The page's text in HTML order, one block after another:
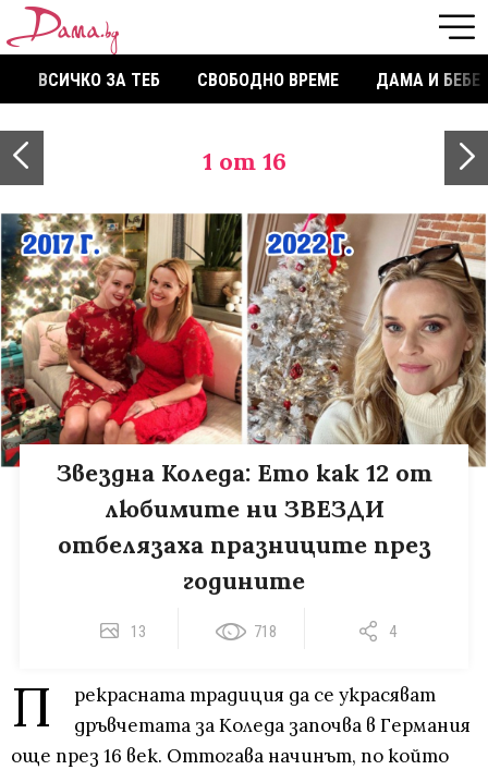
ВСИЧКО ЗА ТЕБ СВОБОДНО ВРЕМЕ ДАМА И БЕБЕ
1 от 16
Звездна Коледа: Ето как 12 от
любимите ни ЗВЕЗДИ
отбелязаха празниците през
годините
13 718 4
П
рекрасната традиция да се украсяват
дръвчетата за Коледа започва в Германия
още през 16 век. Оттогава начинът, по който